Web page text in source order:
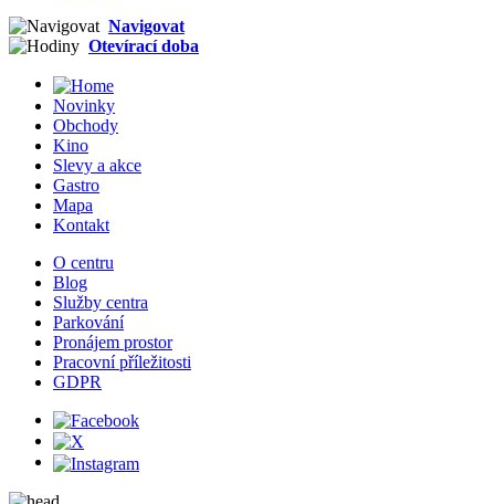
Navigovat
Otevírací doba
Novinky
Obchody
Kino
Slevy a akce
Gastro
Mapa
Kontakt
O centru
Blog
Služby centra
Parkování
Pronájem prostor
Pracovní příležitosti
GDPR